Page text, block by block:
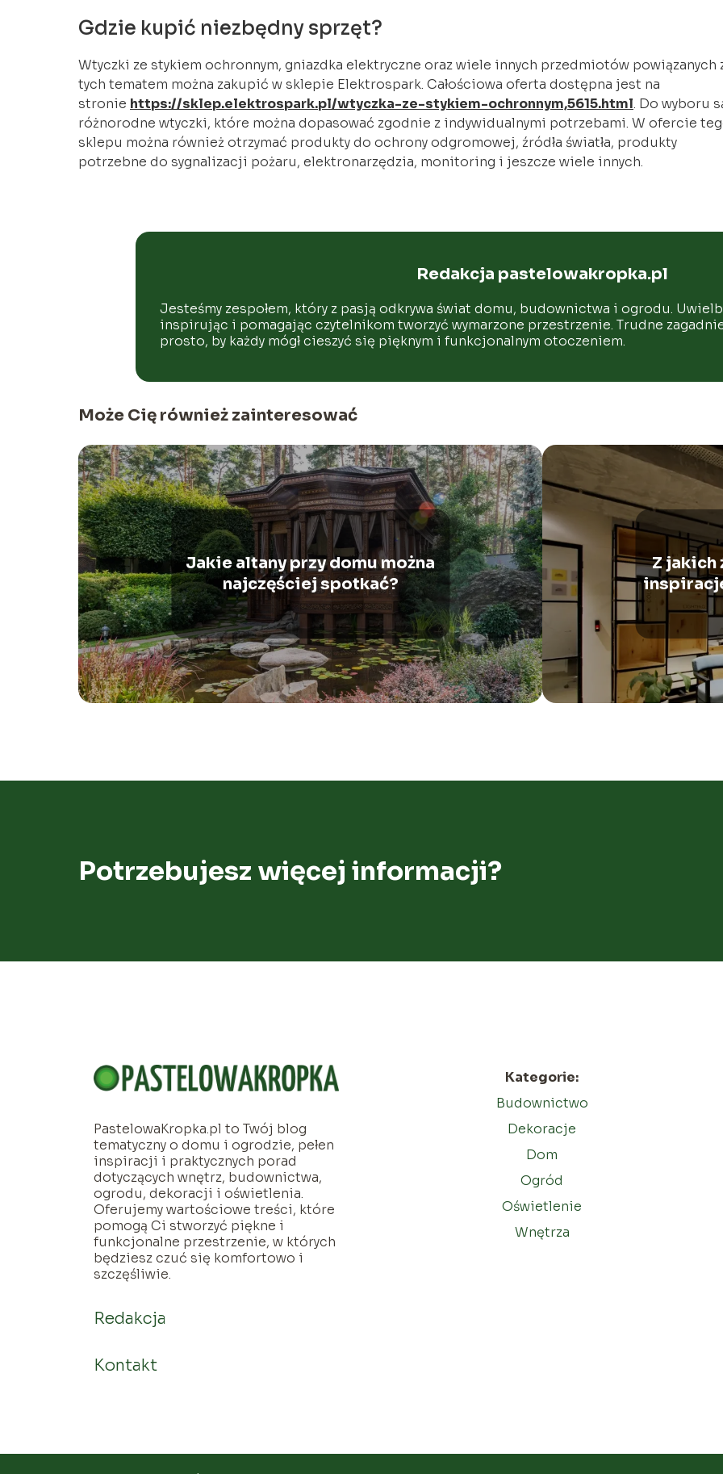
Gdzie kupić niezbędny sprzęt?
Wtyczki ze stykiem ochronnym, gniazdka elektryczne oraz wiele innych przedmiotów powiązanych
tych tematem można zakupić w sklepie Elektrospark. Całościowa oferta dostępna jest na
stronie https://sklep.elektrospark.pl/wtyczka-ze-stykiem-ochronnym,5615.html. Do wyboru
różnorodne wtyczki, które można dopasować zgodnie z indywidualnymi potrzebami. W ofercie
sklepu można również otrzymać produkty do ochrony odgromowej, źródła światła, produkty
potrzebne do sygnalizacji pożaru, elektronarzędzia, monitoring i jeszcze wiele innych.
Redakcja pastelowakropka.pl
Jesteśmy zespołem, który z pasją odkrywa świat domu, budownictwa i ogrodu.
inspirując i pomagając czytelnikom tworzyć wymarzone przestrzenie. Trudne
prosto, by każdy mógł cieszyć się pięknym i funkcjonalnym otoczeniem.
Może Cię również zainteresować
Jakie altany przy domu można
najczęściej spotkać?
Z jakich
Potrzebujesz więcej informacji?
PastelowaKropka.pl to Twój blog
tematyczny o domu i ogrodzie, pełen
inspiracji i praktycznych porad
dotyczących wnętrz, budownictwa,
ogrodu, dekoracji i oświetlenia.
Oferujemy wartościowe treści, które
pomogą Ci stworzyć piękne i
funkcjonalne przestrzenie, w których
będziesz czuć się komfortowo i
szczęśliwie.
Redakcja
Kontakt
Kategorie:
Budownictwo
Dekoracje
Dom
Ogród
Oświetlenie
Wnętrza